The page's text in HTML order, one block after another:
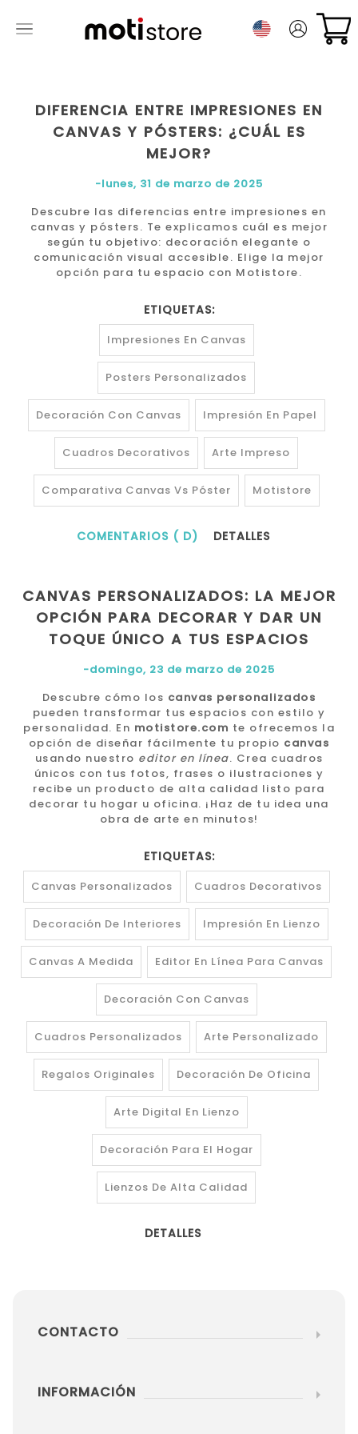
DIFERENCIA ENTRE IMPRESIONES EN
CANVAS Y PÓSTERS: ¿CUÁL ES
MEJOR?
-lunes, 31 de marzo de 2025
Descubre las diferencias entre impresiones en
canvas y pósters. Te explicamos cuál es mejor
según tu objetivo: decoración elegante o
comunicación visual accesible. Elige la mejor
opción para tu espacio con Motistore.
ETIQUETAS:
Impresiones En Canvas
Posters Personalizados
Decoración Con Canvas Impresión En Papel
Cuadros Decorativos Arte Impreso
Comparativa Canvas Vs Póster Motistore
COMENTARIOS ( D) DETALLES
CANVAS PERSONALIZADOS: LA MEJOR
OPCIÓN PARA DECORAR Y DAR UN
TOQUE ÚNICO A TUS ESPACIOS
-domingo, 23 de marzo de 2025
Descubre cómo los canvas personalizados
pueden transformar tus espacios con estilo y
personalidad. En motistore.com te ofrecemos la
opción de diseñar fácilmente tu propio canvas
usando nuestro editor en línea. Crea cuadros
únicos con tus fotos, frases o ilustraciones y
recibe un producto de alta calidad listo para
decorar tu hogar u oficina. ¡Haz de tu idea una
obra de arte en minutos!
ETIQUETAS:
Canvas Personalizados Cuadros Decorativos
Decoración De Interiores Impresión En Lienzo
Canvas A Medida Editor En Línea Para Canvas
Decoración Con Canvas
Cuadros Personalizados Arte Personalizado
Regalos Originales Decoración De Oficina
Arte Digital En Lienzo
Decoración Para El Hogar
Lienzos De Alta Calidad
DETALLES
CONTACTO
INFORMACIÓN